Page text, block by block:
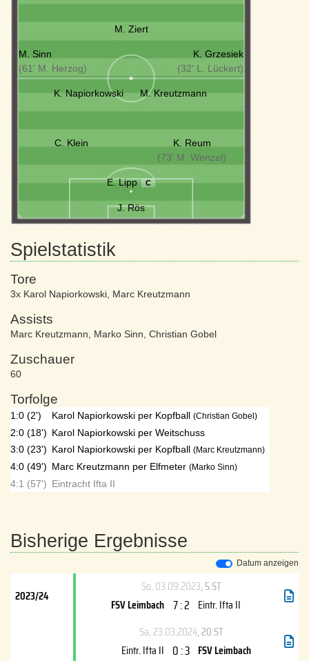
M. Ziert
M. Sinn
(61' M. Herzog)
K. Grzesiek
(32' L. Lückert)
K. Napiorkowski M. Kreutzmann
C. Klein
K. Reum
(73' M. Wenzel)
E. Lipp C
J. Rös
Spielstatistik
Tore
3x Karol Napiorkowski Marc Kreutzmann
Assists
Marc Kreutzmann Marko Sinn Christian Gobel
Zuschauer
60
Torfolge
1:0 (2') Karol Napiorkowski per Kopfball (Christian Gobel)
2:0 (18') Karol Napiorkowski per Weitschuss
3:0 (23') Karol Napiorkowski per Kopfball (Marc Kreutzmann)
4:0 (49') Marc Kreutzmann per Elfmeter (Marko Sinn)
4:1 (57') Eintracht Ifta II
Bisherige Ergebnisse
Datum anzeigen
2023/24
So, 03.09.2023, 5.ST
FSV Leimbach 7 : 2 Eintr. Ifta II
Sa, 23.03.2024, 20.ST
Eintr. Ifta II 0 : 3 FSV Leimbach